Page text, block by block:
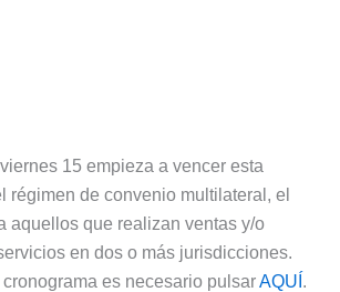
15 empieza a vencer esta
régimen de convenio multilateral, el
aquellos que realizan ventas y/o
en dos o más jurisdicciones.
es necesario pulsarAQUÍ .